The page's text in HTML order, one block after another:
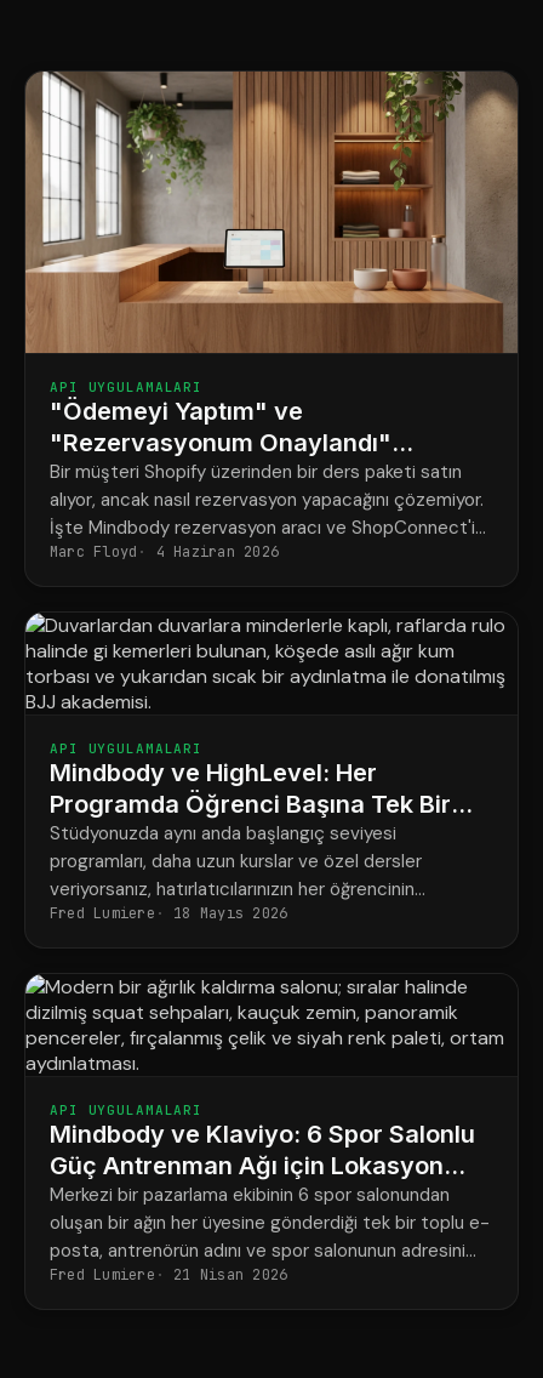
API UYGULAMALARI
"Ödemeyi Yaptım" ve
"Rezervasyonum Onaylandı"
Arasındaki Fark
Bir müşteri Shopify üzerinden bir ders paketi satın
alıyor, ancak nasıl rezervasyon yapacağını çözemiyor.
İşte Mindbody rezervasyon aracı ve ShopConnect'in
bu sorunu nasıl tamamen çözdüğü.
Marc Floyd 4 Haziran 2026
API UYGULAMALARI
Mindbody ve HighLevel: Her
Programda Öğrenci Başına Tek Bir
Net Program
Stüdyonuzda aynı anda başlangıç seviyesi
programları, daha uzun kurslar ve özel dersler
veriyorsanız, hatırlatıcılarınızın her öğrencinin
gerçekten ne için rezervasyon yaptırdığına uygun
şekilde ayarlanması şu şekildedir.
Fred Lumiere 18 Mayıs 2026
API UYGULAMALARI
Mindbody ve Klaviyo: 6 Spor Salonlu
Güç Antrenman Ağı için Lokasyon
Başına Pazarlama
Merkezi bir pazarlama ekibinin 6 spor salonundan
oluşan bir ağın her üyesine gönderdiği tek bir toplu e-
posta, antrenörün adını ve spor salonunun adresini
çoğu zaman yanlış yazıyor.
Fred Lumiere 21 Nisan 2026